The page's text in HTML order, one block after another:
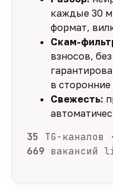
каждые 30
формат,
Скам-
взносов,
в
Свежесть:
35 TG-каналов
669 вакансий